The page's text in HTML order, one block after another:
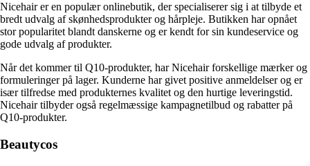
Nicehair er en populær onlinebutik, der specialiserer sig i at tilbyde et
bredt udvalg af skønhedsprodukter og hårpleje. Butikken har opnået
stor popularitet blandt danskerne og er kendt for sin kundeservice og
gode udvalg af produkter.
Når det kommer til Q10-produkter, har Nicehair forskellige mærker og
formuleringer på lager. Kunderne har givet positive anmeldelser og er
især tilfredse med produkternes kvalitet og den hurtige leveringstid.
Nicehair tilbyder også regelmæssige kampagnetilbud og rabatter på
Q10-produkter.
Beautycos